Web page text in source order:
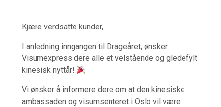
Kjære verdsatte kunder,
I anledning inngangen til Drageåret, ønsker
Visumexpress dere alle et velstående og gledefylt
kinesisk nyttår!
Vi ønsker å informere dere om at den kinesiske
ambassaden og visumsenteret i Oslo vil være